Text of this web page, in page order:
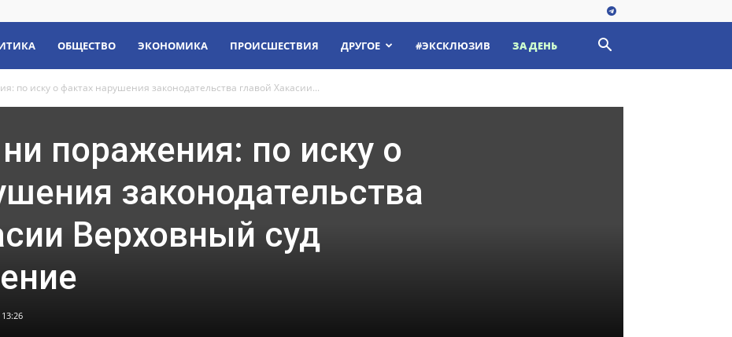
ОБЩЕСТВО ЭКОНОМИКА ПРОИСШЕСТВИЯ ДРУГОЕ #ЭКСКЛЮЗИВ ЗА ДЕНЬ
по иску о фактах нарушения законодательства главой Хакасии...
поражения: по иску о
законодательства
Верховный суд